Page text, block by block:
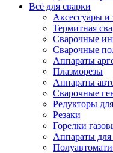
Всё для сварки
Аксессуары и
Термитная
Сварочные
Сварочные
Аппараты
Плазморезы
Аппараты
Сварочные
Редукторы
Резаки
Горелки
Аппараты для